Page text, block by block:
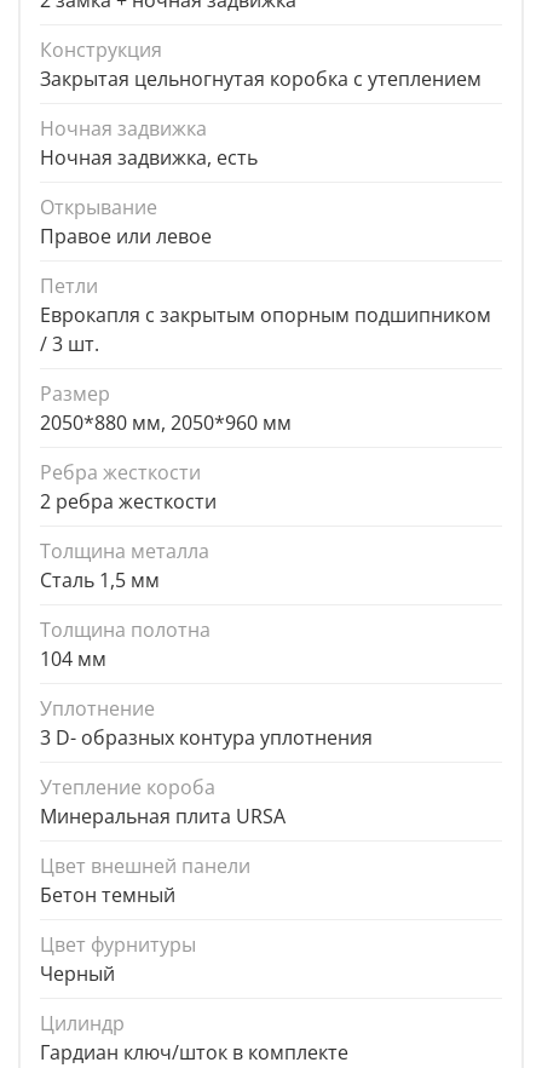
Конструкция
Закрытая цельногнутая коробка с утеплением
Ночная задвижка
Ночная задвижка, есть
Открывание
Правое или левое
Петли
Еврокапля с закрытым опорным подшипником
/ 3 шт.
Размер
2050*880 мм, 2050*960 мм
Ребра жесткости
2 ребра жесткости
Толщина металла
Сталь 1,5 мм
Толщина полотна
104 мм
Уплотнение
3 D- образных контура уплотнения
Утепление короба
Минеральная плита URSA
Цвет внешней панели
Бетон темный
Цвет фурнитуры
Черный
Цилиндр
Гардиан ключ/шток в комплекте